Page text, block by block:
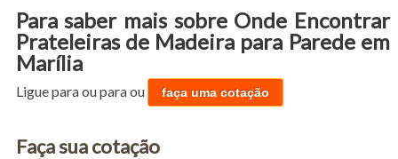
Para saber mais sobre Onde Encontrar
Prateleiras de Madeira para Parede em
Marília
Ligue paraou paraou faça uma cotação
Faça sua cotação